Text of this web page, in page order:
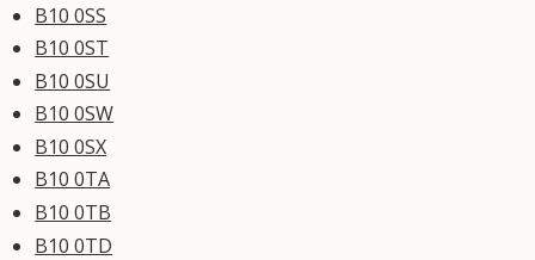
B10 0SS
B10 0ST
B10 0SU
B10 0SW
B10 0SX
B10 0TA
B10 0TB
B10 0TD